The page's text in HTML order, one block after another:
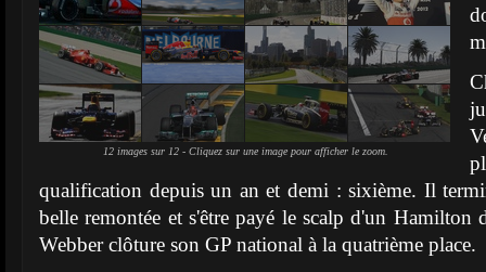
12 images sur 12 - Cliquez sur une image pour afficher le zoom.
qualification depuis un an et demi : sixième. Il
belle remontée et s'être payé le scalp d'un Hamilton
Webber clôture son GP national à la quatrième place.